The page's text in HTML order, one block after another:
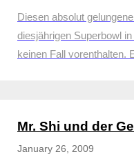
Diesen absolut
diesjährigen Superbowl
keinen Fall vorenthalten.
Mr. Shi und der
January 26, 2009